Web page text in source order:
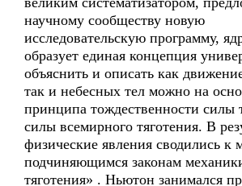
научному сообществу новую
исследовательскую программу,
образует единая концепция
объяснить и описать как
так и небесных тел можно на
принципа тождественности силы
силы всемирного тяготения. В
физические явления сводились к
подчиняющимся законам
тяготения» . Ньютон занимался